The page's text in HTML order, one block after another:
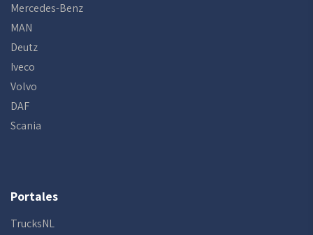
Mercedes-Benz
MAN
Deutz
Iveco
Volvo
DAF
Scania
Portales
TrucksNL